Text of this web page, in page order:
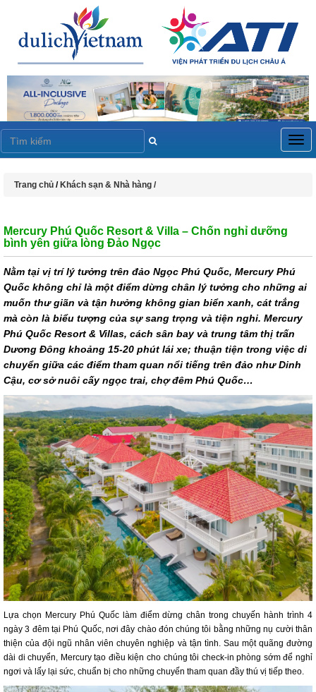
Trang chủ / Khách sạn & Nhà hàng /
Mercury Phú Quốc Resort & Villa – Chốn nghỉ dưỡng
bình yên giữa lòng Đảo Ngọc
Nằm tại vị trí lý tưởng trên đảo Ngọc Phú Quốc, Mercury Phú
Quốc không chỉ là một điểm dừng chân lý tưởng cho những ai
muốn thư giãn và tận hưởng không gian biển xanh, cát trắng
mà còn là biểu tượng của sự sang trọng và tiện nghi. Mercury
Phú Quốc Resort & Villas, cách sân bay và trung tâm thị trấn
Dương Đông khoảng 15-20 phút lái xe; thuận tiện trong việc di
chuyển giữa các điểm tham quan nổi tiếng trên đảo như Dinh
Cậu, cơ sở nuôi cấy ngọc trai, chợ đêm Phú Quốc…
Lựa chọn Mercury Phú Quốc làm điểm dừng chân trong chuyến hành trình 4
ngày 3 đêm tại Phú Quốc, nơi đây chào đón chúng tôi bằng những nụ cười thân
thiện của đội ngũ nhân viên chuyên nghiệp và tận tình. Sau một quãng đường
dài di chuyển, Mercury tạo điều kiện cho chúng tôi check-in phòng sớm để nghỉ
ngơi và lấy lại sức, chuẩn bị cho những chuyến tham quan đầy thú vị tiếp theo.